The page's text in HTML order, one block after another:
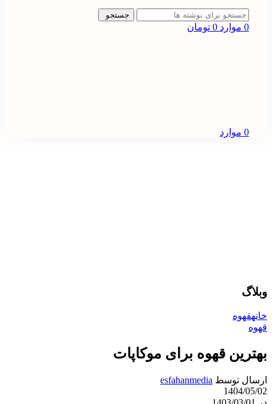
جستجو
0 موارد 0 تومان
0 موارد
وبلاگ
خانهقهوه
قهوه
بهترین قهوه برای موکاپات
ارسال توسط esfahanmedia
1404/05/02